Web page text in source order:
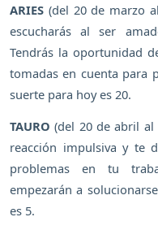
ARIES (del 20 de marzo
escucharás al ser
Tendrás la oportunidad
tomadas en cuenta para
suerte para hoy es 20.
TAURO (del 20 de abril al
reacción impulsiva y te
problemas en tu
empezarán a
es 5.